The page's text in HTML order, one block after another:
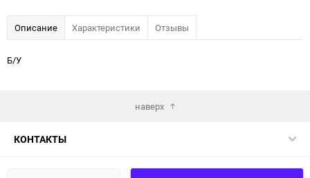
Описание Характеристики Отзывы
Б/У
наверх
КОНТАКТЫ